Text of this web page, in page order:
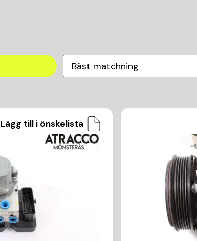
Bäst matchning
Lägg till i önskelista